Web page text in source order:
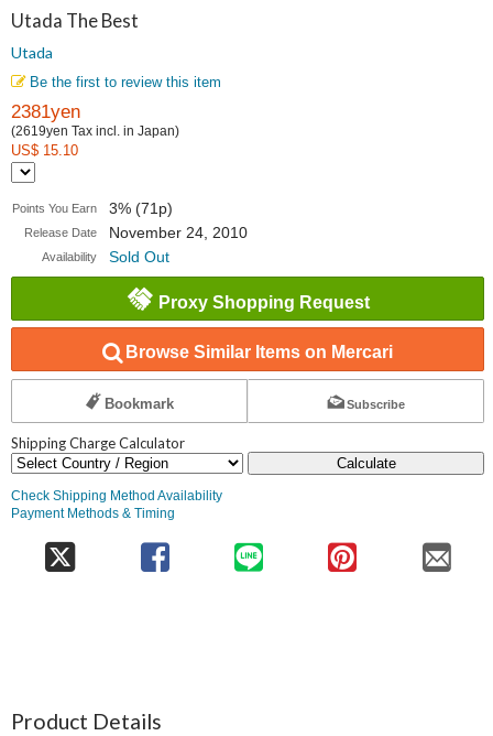
Utada The Best
Utada
Be the first to review this item
2381yen
(2619yen Tax incl. in Japan)
US$ 15.10
Points You Earn 3% (71p)
Release Date November 24, 2010
Availability Sold Out
Proxy Shopping Request
Browse Similar Items on Mercari
Bookmark Subscribe
Shipping Charge Calculator
Calculate
Check Shipping Method Availability
Payment Methods & Timing
Product Details